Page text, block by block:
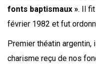
fonts baptismaux ». Il
février 1982 et fut
Premier théatin
charisme reçu de nos